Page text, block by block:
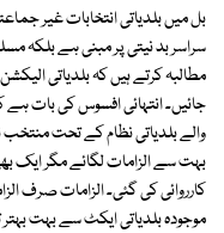
بل میں بلدیاتی انتخابات غیر
سراسر بد نیتی پر مبنی ہے
مطالبہ کرتے ہیں کہ بلدیاتی
جائیں۔ انتہائی افسوس کی بات
والے بلدیاتی نظام کے تحت
بہت سے الزامات لگائے مگر ایک
کارروائی کی گئی۔ الزامات صرف
موجودہ بلدیاتی ایکٹ سے بہت